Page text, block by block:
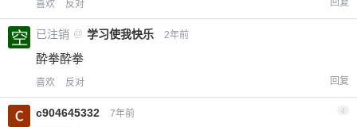
喜欢 反对
已注销 @ 学习使我快乐 2年前
酔拳酔拳
喜欢 反对 回复
c904645332 7年前 4